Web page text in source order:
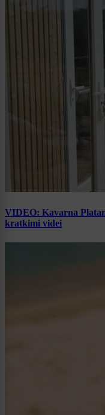
VIDEO: Kavarna
kratkimi videi